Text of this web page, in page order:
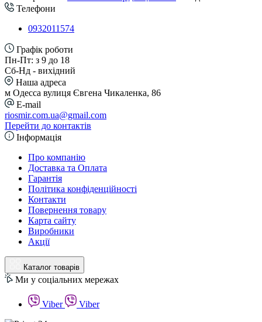
Телефони
0932011574
Графік роботи
Пн-Пт: з 9 до 18
Сб-Нд - вихідний
Наша адреса
м Одесса вулиця Євгена Чикаленка, 86
E-mail
riosmir.com.ua@gmail.com
Перейти до контактів
Інформація
Про компанію
Доставка та Оплата
Гарантія
Політика конфіденційності
Контакти
Повернення товару
Карта сайту
Виробники
Акції
Каталог товарів
Ми у соціальних мережах
Viber Viber